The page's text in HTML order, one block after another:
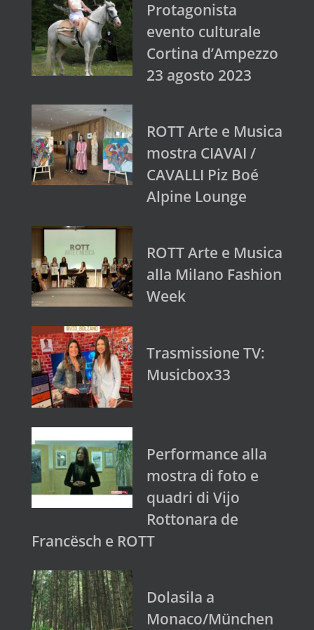
Protagonista
evento culturale
Cortina d’Ampezzo
23 agosto 2023
ROTT Arte e Musica
mostra CIAVAI /
CAVALLI Piz Boé
Alpine Lounge
ROTT Arte e Musica
alla Milano Fashion
Week
Trasmissione TV:
Musicbox33
Performance alla
mostra di foto e
quadri di Vijo
Rottonara de
Francësch e ROTT
Dolasila a
Monaco/München